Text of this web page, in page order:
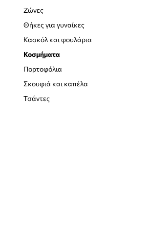
Μπαλαρίνες
Εσπαντρίγιες
Μποτάκια
Μπότες χιονιού
Sneakers
Σαγιονάρες και σανδάλια
Τακούνια
Ζώνες
Θήκες για γυναίκες
Κασκόλ και φουλάρια
Κοσμήματα
Πορτοφόλια
Σκουφιά και καπέλα
Τσάντες